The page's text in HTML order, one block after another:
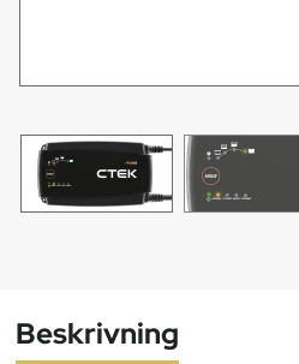
Beskrivning